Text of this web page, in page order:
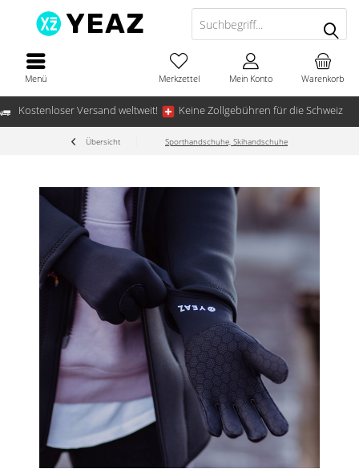
Kostenloser Versand weltweit! Keine Zollgebühren für die Schweiz
Menü Warenkorb
Merkzettel Mein Konto
Übersicht Sporthandschuhe, Skihandschuhe